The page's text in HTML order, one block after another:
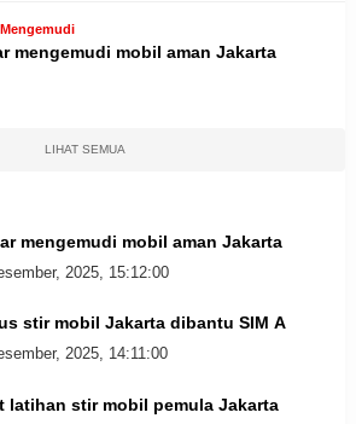
mengemudi mobil aman Jakarta
LIHAT SEMUA
mengemudi mobil aman Jakarta
2025, 15:12:00
stir mobil Jakarta dibantu SIM A
2025, 14:11:00
latihan stir mobil pemula Jakarta